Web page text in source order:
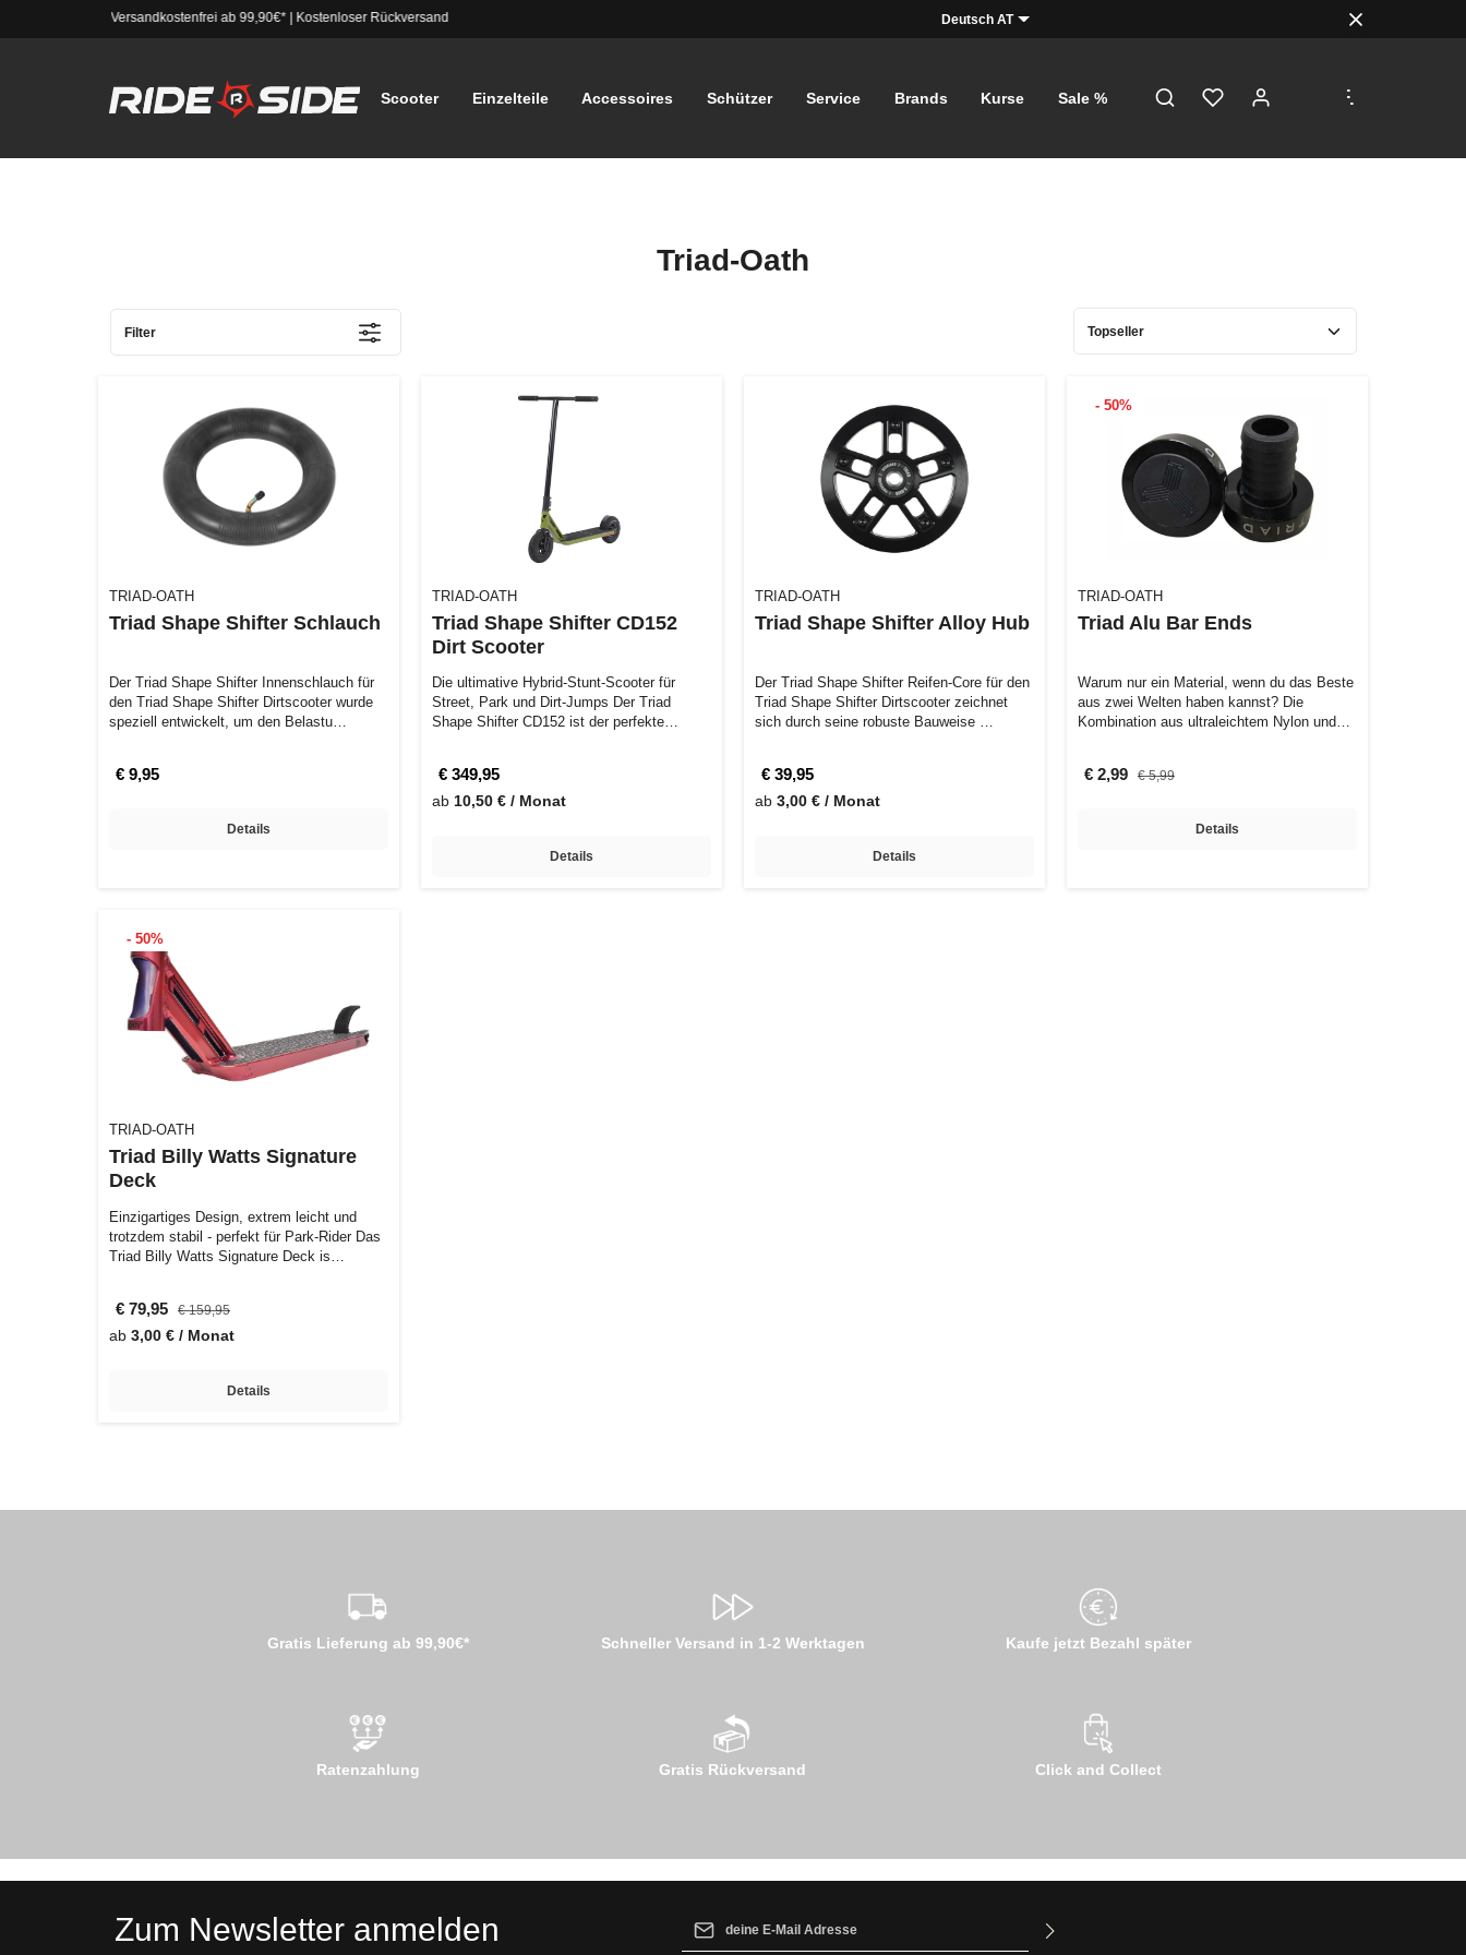
Versandkostenfrei ab 99,90€*| Kostenloser Rückversand Deutsch AT
Scooter Einzelteile Accessoires Schützer Service Brands Kurse Sale %
...
Triad-Oath
Filter
TRIAD-OATH
Triad Shape Shifter Schlauch
Der Triad Shape Shifter Innenschlauch für
den Triad Shape Shifter Dirtscooter wurde
speziell entwickelt, um den Belastu…
€ 9,95
Details
TRIAD-OATH
Triad Shape Shifter CD152
Dirt Scooter
Die ultimative Hybrid-Stunt-Scooter für
Street, Park und Dirt-Jumps Der Triad
Shape Shifter CD152 ist der perfekte
€ 349,95
ab 10,50 € / Monat
Details
TRIAD-OATH
Triad Shape Shifter Alloy Hub
Der Triad Shape Shifter Reifen-Core für den
Triad Shape Shifter Dirtscooter zeichnet
sich durch seine robuste Bauweise …
€ 39,95
ab 3,00 € / Monat
Details
- 50%
TRIAD-OATH
Triad Alu Bar Ends
Warum nur ein Material, wenn du das Beste
aus zwei Welten haben kannst? Die
Kombination aus ultraleichtem Nylon und
€ 2,99 € 5,99
Details
- 50%
TRIAD-OATH
Triad Billy Watts Signature
Deck
Einzigartiges Design, extrem leicht und
trotzdem stabil - perfekt für Park-Rider Das
Triad Billy Watts Signature Deck is…
€ 79,95 € 159,95
ab 3,00 € / Monat
Details
Gratis Lieferung ab 99,90€* Schneller Versand in 1-2 Werktagen Kaufe jetzt Bezahl später
Ratenzahlung Gratis Rückversand Click and Collect
Zum Newsletter anmelden